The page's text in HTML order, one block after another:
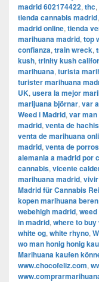
madrid 602174422, thc,
tienda cannabis madrid,
madrid online, tienda
marihuana madrid, top
confianza, train wreck,
kush, trinity kush
marihuana, turista
turister marihuana
UK, usera la mejor
marijuana björnar, var
Weed i Madrid, var
madrid, venta de
venta de marihuana
madrid, venta de
alemania a madrid por
cannabis, vicente
marihuana madrid,
Madrid für Cannabis
kopen marihuana beren
webehigh madrid,
in madrid, where to buy
white og, white rhyno,
wo man honig honig
Marihuana kaufen
www.chocofeliz.com,